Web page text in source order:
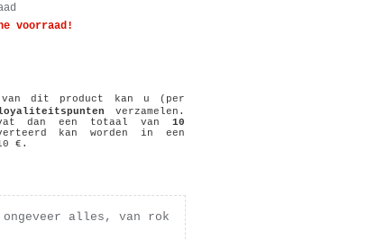
voorraad!
dit product kan u (per
verzamelen.
dan een totaal van10
kan worden in een
€ .
ongeveer alles, van rok